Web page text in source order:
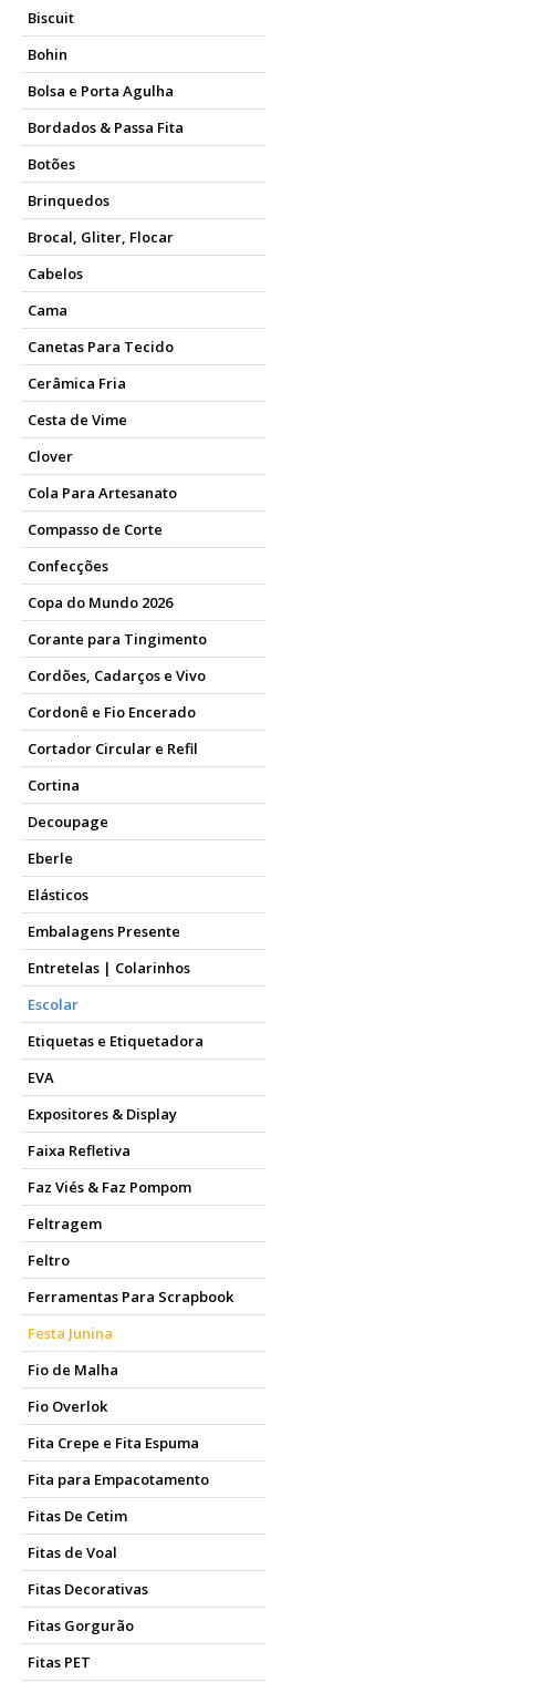
Biscuit
Bohin
Bolsa e Porta Agulha
Bordados & Passa Fita
Botões
Brinquedos
Brocal, Gliter, Flocar
Cabelos
Cama
Canetas Para Tecido
Cerâmica Fria
Cesta de Vime
Clover
Cola Para Artesanato
Compasso de Corte
Confecções
Copa do Mundo 2026
Corante para Tingimento
Cordões, Cadarços e Vivo
Cordonê e Fio Encerado
Cortador Circular e Refil
Cortina
Decoupage
Eberle
Elásticos
Embalagens Presente
Entretelas | Colarinhos
Escolar
Etiquetas e Etiquetadora
EVA
Expositores & Display
Faixa Refletiva
Faz Viés & Faz Pompom
Feltragem
Feltro
Ferramentas Para Scrapbook
Festa Junina
Fio de Malha
Fio Overlok
Fita Crepe e Fita Espuma
Fita para Empacotamento
Fitas De Cetim
Fitas de Voal
Fitas Decorativas
Fitas Gorgurão
Fitas PET